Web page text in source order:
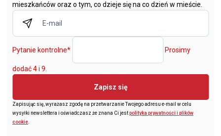
mieszkańców oraz o tym, co dzieje się na co dzień w mieście.
Pytanie kontrolne* Prosimy
dodać 4 i 9.
Zapisz się
Zapisując się, wyrażasz zgodę na przetwarzanie Twojego adresu e-mail w celu
wysyłki newslettera i oświadczasz że znana Ci jestpolityka prywatności i plików
cookie